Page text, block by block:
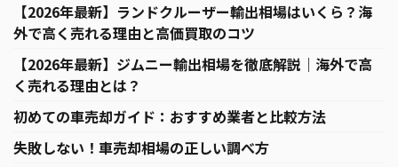
【2026年最新】ランドクルーザー輸出相場はいくら？海
外で高く売れる理由と高価買取のコツ
【2026年最新】ジムニー輸出相場を徹底解説｜海外で高
く売れる理由とは？
初めての車売却ガイド：おすすめ業者と比較方法
失敗しない！車売却相場の正しい調べ方